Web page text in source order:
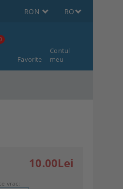
RON RO
Favorite
Contul
meu
10.00Lei
vrac: